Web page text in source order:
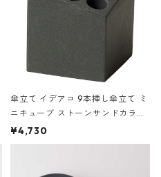
傘立て イデアコ 9本挿し傘立て ミ
ニキューブ ストーンサンドカラー
石調 ideaco Umbrella Stand CUB
E ストーンサンドブラック
¥4,730